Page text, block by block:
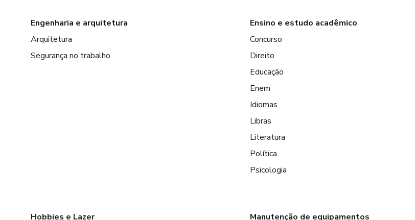
Engenharia e arquitetura
Arquitetura
Segurança no trabalho
Ensino e estudo acadêmico
Concurso
Direito
Educação
Enem
Idiomas
Libras
Literatura
Política
Psicologia
Hobbies e Lazer Manutenção de equipamentos